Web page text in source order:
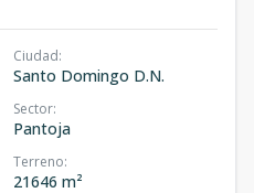
Ciudad:
Santo Domingo D.N.
Sector:
Pantoja
Terreno:
21646 m²